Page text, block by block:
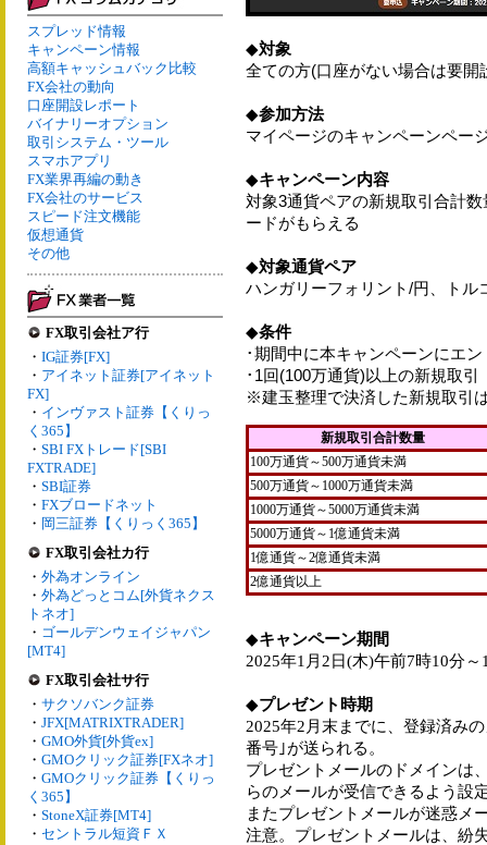
スプレッド情報
キャンペーン情報
高額キャッシュバック比較
FX会社の動向
口座開設レポート
バイナリーオプション
取引システム・ツール
スマホアプリ
FX業界再編の動き
FX会社のサービス
スピード注文機能
仮想通貨
その他
FX取引会社ア行
・ IG証券[FX]
・ アイネット証券[アイネット
FX]
・ インヴァスト証券【くりっ
く365】
・ SBI FXトレード[SBI
FXTRADE]
・ SBI証券
・ FXブロードネット
・ 岡三証券【くりっく365】
FX取引会社カ行
・ 外為オンライン
・ 外為どっとコム[外貨ネクス
トネオ]
・ ゴールデンウェイジャパン
[MT4]
FX取引会社サ行
・ サクソバンク証券
・ JFX[MATRIXTRADER]
・ GMO外貨[外貨ex]
・ GMOクリック証券[FXネオ]
・ GMOクリック証券【くりっ
く365】
・ StoneX証券[MT4]
・ セントラル短資ＦＸ
◆対象
全ての方(口座がない場合は要開
◆参加方法
マイページのキャンペーンペー
◆キャンペーン内容
対象3通貨ペアの新規取引合計
ードがもらえる
◆対象通貨ペア
ハンガリーフォリント/円、トル
◆条件
･期間中に本キャンペーンにエン
･1回(100万通貨)以上の新規取引
※建玉整理で決済した新規取引
新規取引合計数量
100万通貨～500万通貨未満
500万通貨～1000万通貨未満
1000万通貨～5000万通貨未満
5000万通貨～1億通貨未満
1億通貨～2億通貨未満
2億通貨以上
◆キャンペーン期間
2025年1月2日(木)午前7時10分
◆プレゼント時期
2025年2月末までに、登録済み
番号｣が送られる。
プレゼントメールのドメインは
らのメールが受信できるよう設
またプレゼントメールが迷惑メ
注意。プレゼントメールは、紛